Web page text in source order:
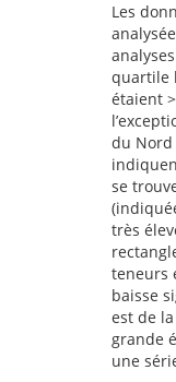
Les
quartile
étaient
du Nord
se
très
teneurs
baisse
est de
grande
une